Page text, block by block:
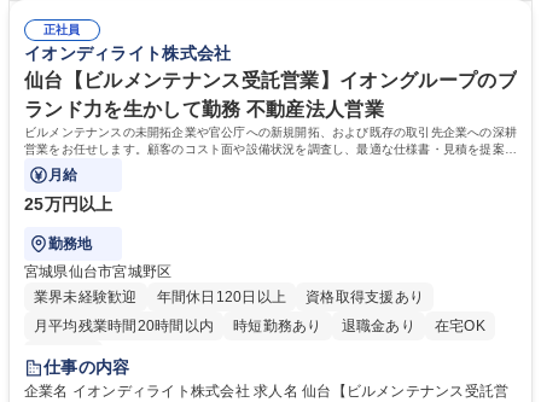
など一 募集職種 イオンモール秋田/第二種電気主任技術者/設備管理員★想
定年収年収750～810万
設、学校施設などさまざまな施設へサービスを提供しています。入社後
は、経験に応じた研修プログラムと資格取得支援制度で、さらなるスキル
アップをサポートします。現場でのOJTと定期的なフォローで、施設管理
のプロフェッショナルとして長期的に活躍いただけます。 学歴・資格 学
歴：大学院 大学 高専 短大 専修学校 高校 語学力： 資格：第二種電気主任
技術者
正社員
イオンディライト株式会社
仙台【ビルメンテナンス受託営業】イオングループのブ
ランド力を生かして勤務 不動産法人営業
ビルメンテナンスの未開拓企業や官公庁への新規開拓、および既存の取引先企業への深耕
営業をお任せします。顧客のコスト面や設備状況を調査し、最適な仕様書・見積を提案し
ます。※新規7割程のイメージ
月給
25万円以上
勤務地
宮城県仙台市宮城野区
業界未経験歓迎
年間休日120日以上
資格取得支援あり
月平均残業時間20時間以内
時短勤務あり 退職金あり
在宅OK
服装自由
仕事の内容
企業名 イオンディライト株式会社 求人名 仙台【ビルメンテナンス受託営